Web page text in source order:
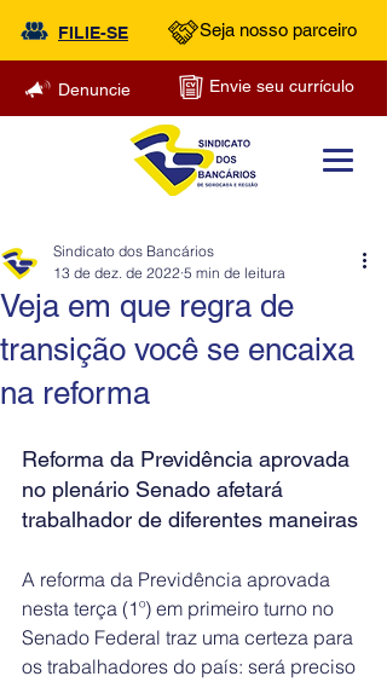
FILIE-SE Seja nosso parceiro
Denuncie Envie seu currículo
Veja em que regra de
transição você se encaixa
na reforma
Sindicato dos Bancários
13 de dez. de 2022 5 min de leitura
Reforma da Previdência aprovada
no plenário Senado afetará
trabalhador de diferentes maneiras
A reforma da Previdência aprovada
nesta terça (1º) em primeiro turno no
Senado Federal traz uma certeza para
os trabalhadores do país: será preciso